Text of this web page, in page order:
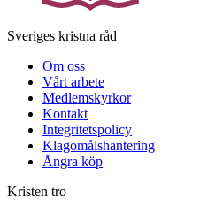
Sveriges kristna råd
Om oss
Vårt arbete
Medlemskyrkor
Kontakt
Integritetspolicy
Klagomålshantering
Ångra köp
Kristen tro